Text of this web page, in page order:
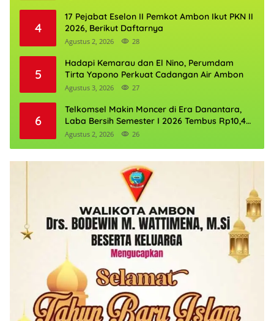
4
17 Pejabat Eselon II Pemkot Ambon Ikut PKN II
2026, Berikut Daftarnya
Agustus 2, 2026 28
5
Hadapi Kemarau dan El Nino, Perumdam
Tirta Yapono Perkuat Cadangan Air Ambon
Agustus 3, 2026 27
6
Telkomsel Makin Moncer di Era Danantara,
Laba Bersih Semester I 2026 Tembus Rp10,4
Triliun
Agustus 2, 2026 26